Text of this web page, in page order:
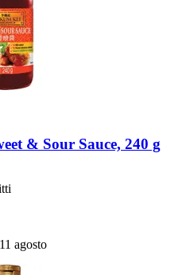
& Sour Sauce, 240 g
agosto